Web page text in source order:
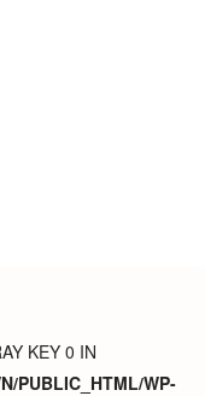
KEY 0 IN
PUBLIC_HTML/WP-